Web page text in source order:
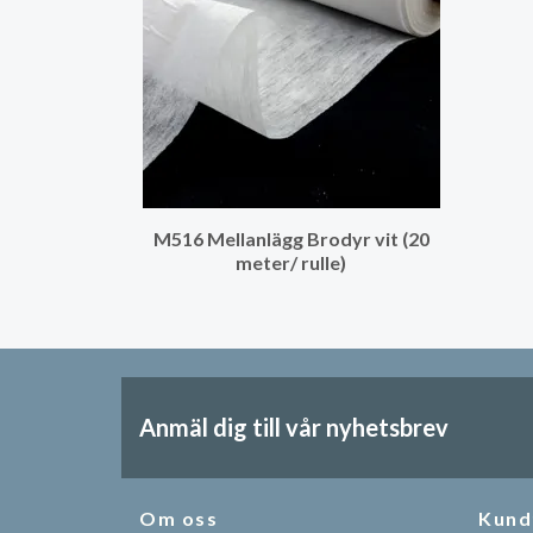
M516 Mellanlägg Brodyr vit (20
meter/ rulle)
Anmäl dig till vår nyhetsbrev
Om oss